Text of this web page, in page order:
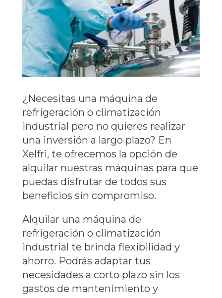
¿Necesitas una máquina de
refrigeración o climatización
industrial pero no quieres realizar
una inversión a largo plazo? En
Xelfri, te ofrecemos la opción de
alquilar nuestras máquinas para que
puedas disfrutar de todos sus
beneficios sin compromiso.
Alquilar una máquina de
refrigeración o climatización
industrial te brinda flexibilidad y
ahorro. Podrás adaptar tus
necesidades a corto plazo sin los
gastos de mantenimiento y